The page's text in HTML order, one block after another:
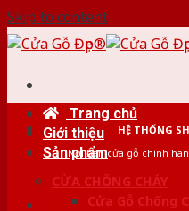
Skip to content
HỆ THỐNG
Nơi bán cửa gỗ chính
Trang chủ
Giới thiệu
Sản phẩm
CỬA CHỐNG CHÁY
Cửa Gỗ Chống